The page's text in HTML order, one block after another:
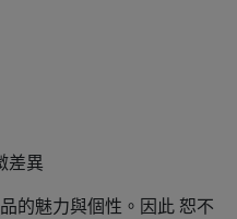
差異
的魅力與個性。因此 恕不